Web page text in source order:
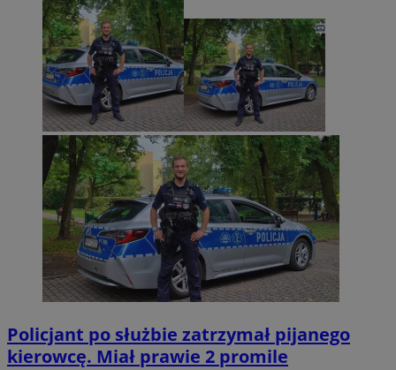
Policjant po służbie zatrzymał pijanego
kierowcę. Miał prawie 2 promile